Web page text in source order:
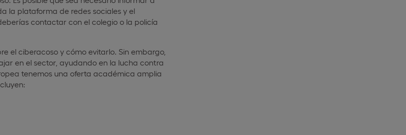
la plataforma de redes sociales y el
contactar con el colegio o la policía
el ciberacoso y cómo evitarlo. Sin embargo,
en el sector, ayudando en la lucha contra
tenemos una oferta académica amplia